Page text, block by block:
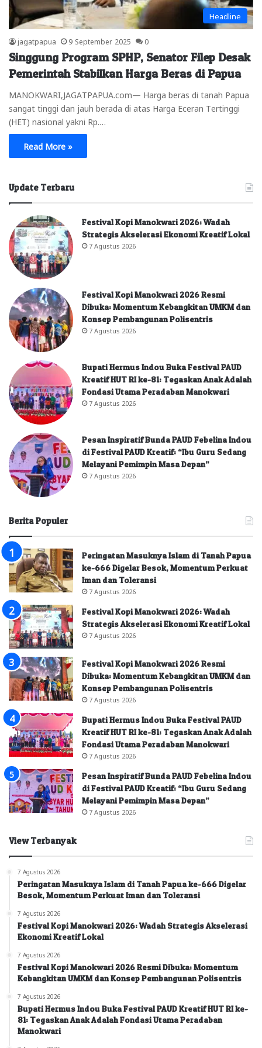
Headline
jagatpapua 9 September 2025 0
Singgung Program SPHP, Senator Filep Desak
Pemerintah Stabilkan Harga Beras di Papua
MANOKWARI,JAGATPAPUA.com— Harga beras di tanah Papua
sangat tinggi dan jauh berada di atas Harga Eceran Tertinggi
(HET) nasional yakni Rp.…
Read More »
Update Terbaru
Festival Kopi Manokwari 2026: Wadah
Strategis Akselerasi Ekonomi Kreatif Lokal
7 Agustus 2026
Festival Kopi Manokwari 2026 Resmi
Dibuka: Momentum Kebangkitan UMKM dan
Konsep Pembangunan Polisentris
7 Agustus 2026
Bupati Hermus Indou Buka Festival PAUD
Kreatif HUT RI ke-81: Tegaskan Anak Adalah
Fondasi Utama Peradaban Manokwari
7 Agustus 2026
Pesan Inspiratif Bunda PAUD Febelina Indou
di Festival PAUD Kreatif: “Ibu Guru Sedang
Melayani Pemimpin Masa Depan”
7 Agustus 2026
Berita Populer
Peringatan Masuknya Islam di Tanah Papua
ke-666 Digelar Besok, Momentum Perkuat
Iman dan Toleransi
7 Agustus 2026
Festival Kopi Manokwari 2026: Wadah
Strategis Akselerasi Ekonomi Kreatif Lokal
7 Agustus 2026
Festival Kopi Manokwari 2026 Resmi
Dibuka: Momentum Kebangkitan UMKM dan
Konsep Pembangunan Polisentris
7 Agustus 2026
Bupati Hermus Indou Buka Festival PAUD
Kreatif HUT RI ke-81: Tegaskan Anak Adalah
Fondasi Utama Peradaban Manokwari
7 Agustus 2026
Pesan Inspiratif Bunda PAUD Febelina Indou
di Festival PAUD Kreatif: “Ibu Guru Sedang
Melayani Pemimpin Masa Depan”
7 Agustus 2026
View Terbanyak
7 Agustus 2026
Peringatan Masuknya Islam di Tanah Papua ke-666 Digelar
Besok, Momentum Perkuat Iman dan Toleransi
7 Agustus 2026
Festival Kopi Manokwari 2026: Wadah Strategis Akselerasi
Ekonomi Kreatif Lokal
7 Agustus 2026
Festival Kopi Manokwari 2026 Resmi Dibuka: Momentum
Kebangkitan UMKM dan Konsep Pembangunan Polisentris
7 Agustus 2026
Bupati Hermus Indou Buka Festival PAUD Kreatif HUT RI ke-
81: Tegaskan Anak Adalah Fondasi Utama Peradaban
Manokwari